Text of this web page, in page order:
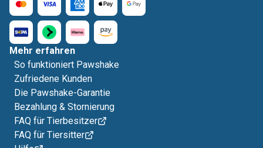
Mehr erfahren
So funktioniert Pawshake
Zufriedene Kunden
Die Pawshake-Garantie
Bezahlung & Stornierung
FAQ für Tierbesitzer
FAQ für Tiersitter